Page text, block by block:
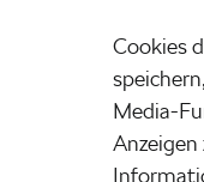
Cookies
Media-